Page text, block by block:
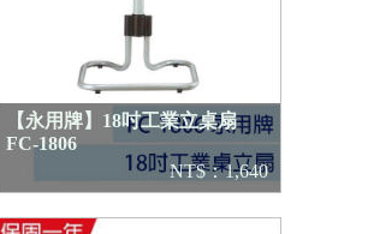
【永用牌】18吋工業立桌扇
FC-1806
NT$：1,640